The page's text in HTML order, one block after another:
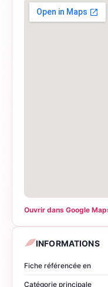
Ouvrir dans Google
INFORMATIONS
Fiche référencée en
Catégorie principale